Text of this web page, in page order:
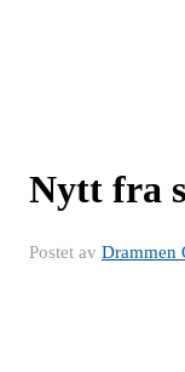
Nytt fra
Postet av Drammen